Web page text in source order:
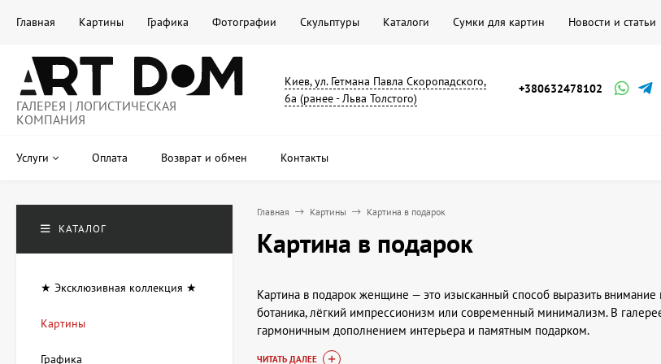
Главная Картины Графика Фотографии Скульптуры Каталоги Сумки для картин Новости и статьи
ГАЛЕРЕЯ | ЛОГИСТИЧЕСКАЯ
КОМПАНИЯ
Киев, ул. Гетмана Павла Скоропадского,
6а (ранее - Льва Толстого)
+380632478102
Услуги Оплата Возврат и обмен Контакты
Главная Картины Картина в подарок
Картина в подарок
Картина в подарок женщине — это изысканный способ выразить
ботаника, лёгкий импрессионизм или современный минимализм. В
гармоничным дополнением интерьера и памятным подарком.
ЧИТАТЬ ДАЛЕЕ
КАТАЛОГ
★ Эксклюзивная коллекция ★
Картины
Графика